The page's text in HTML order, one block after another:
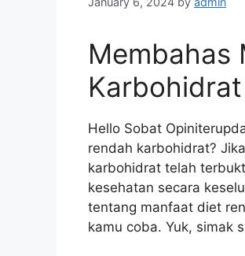
Membahas
Hello Sobat
rendah karbohidrat?
karbohidrat telah
kesehatan secara
tentang manfaat diet
kamu coba. Yuk, simak